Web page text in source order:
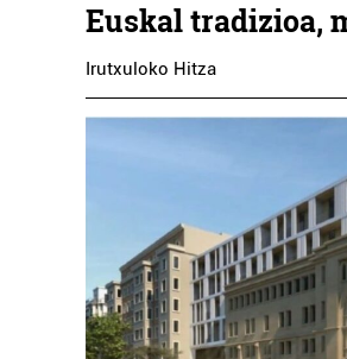
Euskal tradizioa,
Irutxuloko Hitza